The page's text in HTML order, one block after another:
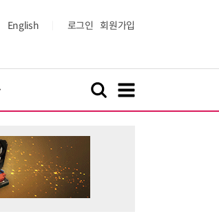
English 로그인 회원가입